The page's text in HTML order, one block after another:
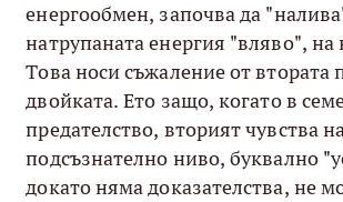
енергообмен, започва да
натрупаната енергия "вляво", на
Това носи съжаление от втората
двойката. Ето защо, когато в
предателство, вторият чувства
подсъзнателно ниво, буквално
докато няма доказателства, не